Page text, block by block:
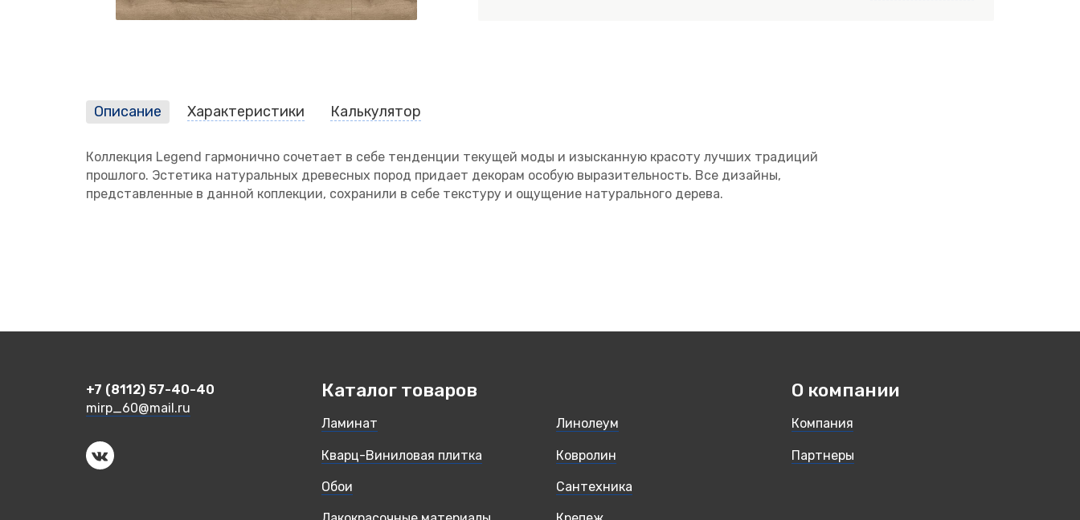
Описание Характеристики Калькулятор
Коллекция Legend гармонично сочетает в себе тенденции текущей моды и изысканную красоту лучших традиций
прошлого. Эстетика натуральных древесных пород придает декорам особую выразительность. Все дизайны,
представленные в данной коплекции, сохранили в себе текстуру и ощущение натурального дерева.
+7 (8112) 57-40-40
mirp_60@mail.ru
Каталог товаров
Ламинат Линолеум
Кварц-Виниловая плитка Ковролин
Обои Сантехника
О компании
Компания
Партнеры